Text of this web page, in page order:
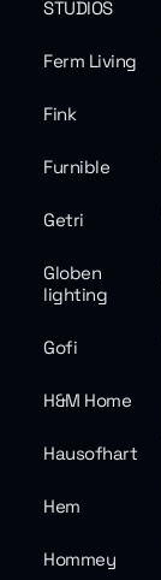
STUDIOS
Ferm Living
Fink
Furnible
Getri
Globen
lighting
Gofi
H&M Home
Hausofhart
Hem
Hommey